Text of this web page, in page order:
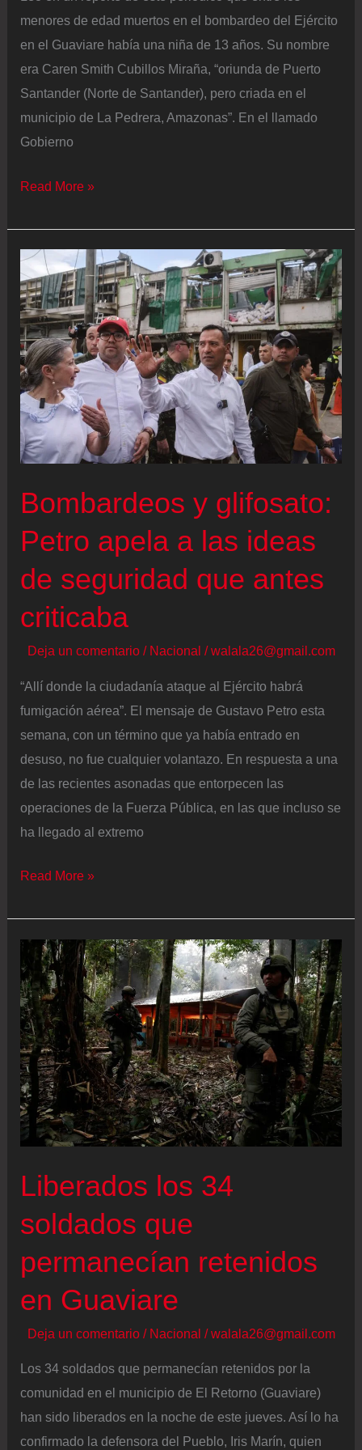
menores de edad muertos en el bombardeo del Ejército
en el Guaviare había una niña de 13 años. Su nombre
era Caren Smith Cubillos Miraña, “oriunda de Puerto
Santander (Norte de Santander), pero criada en el
municipio de La Pedrera, Amazonas”. En el llamado
Gobierno
Caren,
niña
de
13
años
muerta
en
un
bombardeo
Read More »
Bombardeos y glifosato:
Petro apela a las ideas
de seguridad que antes
criticaba
Deja un comentario / Nacional /walala26@gmail.com
“Allí donde la ciudadanía ataque al Ejército habrá
fumigación aérea”. El mensaje de Gustavo Petro esta
semana, con un término que ya había entrado en
desuso, no fue cualquier volantazo. En respuesta a una
de las recientes asonadas que entorpecen las
operaciones de la Fuerza Pública, en las que incluso se
ha llegado al extremo
Bombardeos
glifosato:
Petro
apela
a
las
ideas
de
seguridad
que
antes
Read More »
Liberados los 34
soldados que
permanecían retenidos
en Guaviare
Deja un comentario / Nacional /walala26@gmail.com
Los 34 soldados que permanecían retenidos por la
comunidad en el municipio de El Retorno (Guaviare)
han sido liberados en la noche de este jueves. Así lo ha
confirmado la defensora del Pueblo, Iris Marín, quien